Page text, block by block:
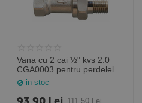
Vana cu 2 cai ½" kvs 2.0
CGA0003 pentru perdelele
de aer GUARD
in stoc
111.50 Lei